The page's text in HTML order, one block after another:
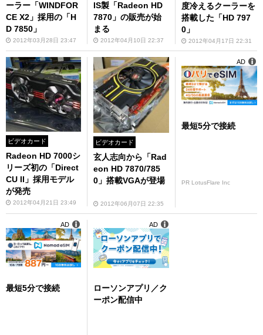
ーラー「WINDFOR
CE X2」採用の「H
D 7850」
2012年03月28日 23:47
IS製「Radeon HD
7870」の販売が始
まる
2012年04月10日 22:37
度冷えるクーラーを
搭載した「HD 797
0」
2012年04月17日 22:31
ビデオカード
Radeon HD 7000シ
リーズ初の「Direct
CU II」採用モデル
が発売
2012年04月21日 23:49
ビデオカード
玄人志向から「Rad
eon HD 7870/785
0」搭載VGAが登場
2012年06月07日 22:35
最短5分で接続
PR LotusFlare Inc
AD
最短5分で接続
AD
ローソンアプリ／ク
ーポン配信中
AD